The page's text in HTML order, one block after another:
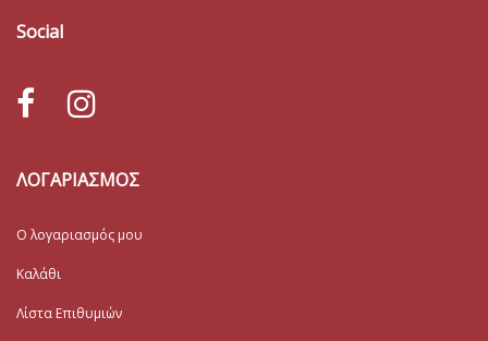
Social
ΛΟΓΑΡΙΑΣΜΟΣ
Ο λογαριασμός μου
Καλάθι
Λίστα Επιθυμιών